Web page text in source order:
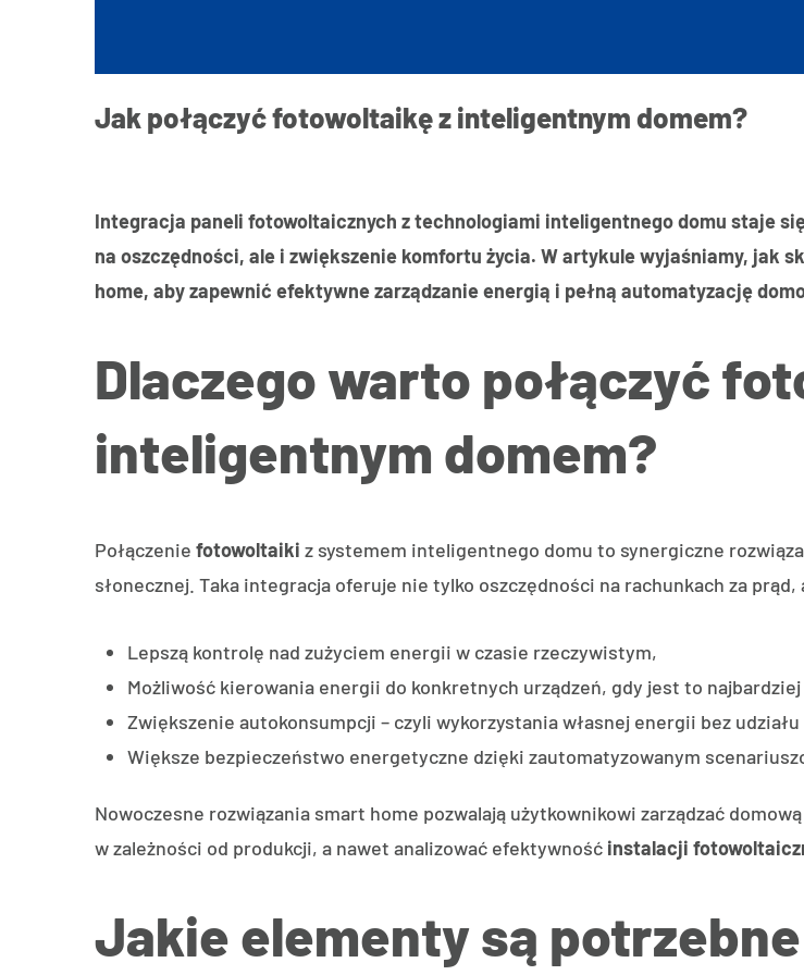
Jak połączyć fotowoltaikę z inteligentnym domem?
Integracja paneli fotowoltaicznych z technologiami inteligentnego domu staje
na oszczędności, ale i zwiększenie komfortu życia. W artykule wyjaśniamy, jak
home, aby zapewnić efektywne zarządzanie energią i pełną automatyzację
Dlaczego warto połączyć
inteligentnym domem?
Połączenie fotowoltaiki z systemem inteligentnego domu to synergiczne
słonecznej. Taka integracja oferuje nie tylko oszczędności na rachunkach za prąd,
Lepszą kontrolę nad zużyciem energii w czasie rzeczywistym,
Możliwość kierowania energii do konkretnych urządzeń, gdy jest to najbardziej
Zwiększenie autokonsumpcji – czyli wykorzystania własnej energii bez
Większe bezpieczeństwo energetyczne dzięki zautomatyzowanym
Nowoczesne rozwiązania smart home pozwalają użytkownikowi zarządzać
w zależności od produkcji, a nawet analizować efektywność instalacji
Jakie elementy są